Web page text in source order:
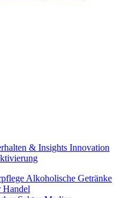
& Insights Innovation
Alkoholische Getränke
Handel